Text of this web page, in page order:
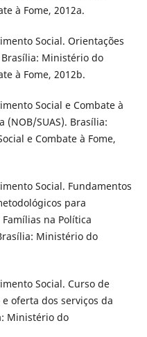
à Fome, 2012a.
Social. Orientações
Brasília: Ministério do
à Fome, 2012b.
Social e Combate à
(NOB/SUAS). Brasília:
e Combate à Fome,
Social. Fundamentos
para
na Política
Ministério do
Social. Curso de
oferta dos serviços da
Ministério do